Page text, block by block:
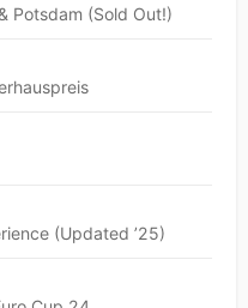
Potsdam (Sold Out!)
(Updated ’25)